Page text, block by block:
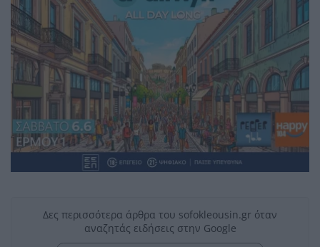
Δες περισσότερα άρθρα του sofokleousin.gr όταν
αναζητάς ειδήσεις στην Google